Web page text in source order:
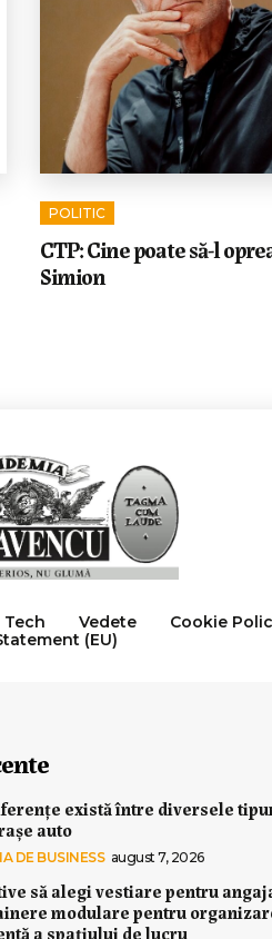
POLITIC
CTP: Cine poate să-l
Simion
Tech Vedete Cookie
(EU)
există între diversele
auto
DE BUSINESS august 7, 2026
să alegi vestiare pentru
modulare pentru
a spațiului de lucru